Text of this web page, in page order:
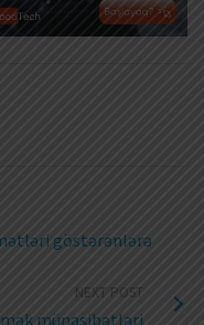
göstərənlərə
NEXT POST
münasibətləri